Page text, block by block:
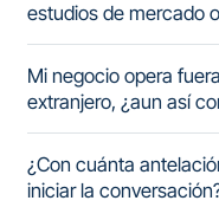
estudios de mercado
Mi negocio opera
extranjero, ¿aun así
¿Con cuánta
iniciar la